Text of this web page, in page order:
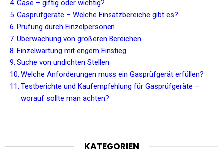
Gase – giftig oder wichtig?
Gasprüfgeräte – Welche Einsatzbereiche gibt es?
Prüfung durch Einzelpersonen
Überwachung von größeren Bereichen
Einzelwartung mit engem Einstieg
Suche von undichten Stellen
Welche Anforderungen muss ein Gasprüfgerät erfüllen?
Testberichte und Kaufempfehlung für Gasprüfgeräte –
worauf sollte man achten?
KATEGORIEN